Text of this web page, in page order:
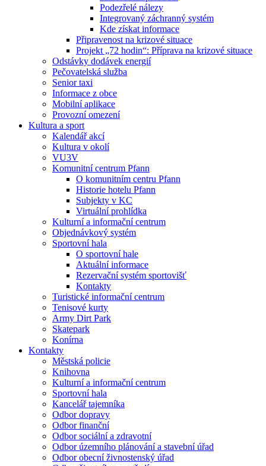
Podezřelé nálezy
Integrovaný záchranný systém
Kde získat informace
Připravenost na krizové situace
Projekt „72 hodin“: Příprava na krizové situace
Odstávky dodávek energií
Pečovatelská služba
Senior taxi
Informace z obce
Mobilní aplikace
Provozní omezení
Kultura a sport
Kalendář akcí
Kultura v okolí
VU3V
Komunitní centrum Pfann
O komunitním centru Pfann
Historie hotelu Pfann
Subjekty v KC
Virtuální prohlídka
Kulturní a informační centrum
Objednávkový systém
Sportovní hala
O sportovní hale
Aktuální informace
Rezervační systém sportovišť
Kontakty
Turistické informační centrum
Tenisové kurty
Army Dirt Park
Skatepark
Konírna
Kontakty
Městská policie
Knihovna
Kulturní a informační centrum
Sportovní hala
Kancelář tajemníka
Odbor dopravy
Odbor finanční
Odbor sociální a zdravotní
Odbor územního plánování a stavební úřad
Odbor obecní živnostenský úřad